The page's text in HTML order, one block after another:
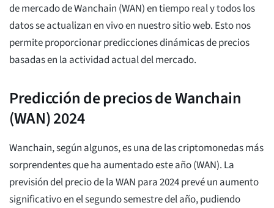
de mercado de Wanchain (WAN) en tiempo real y todos los
datos se actualizan en vivo en nuestro sitio web. Esto nos
permite proporcionar predicciones dinámicas de precios
basadas en la actividad actual del mercado.
Predicción de precios de Wanchain
(WAN) 2024
Wanchain, según algunos, es una de las criptomonedas más
sorprendentes que ha aumentado este año (WAN). La
previsión del precio de la WAN para 2024 prevé un aumento
significativo en el segundo semestre del año, pudiendo